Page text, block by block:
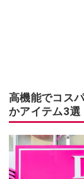
高機能でコス
かアイテム3選